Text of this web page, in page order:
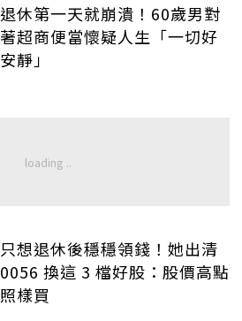
退休第一天就崩潰！60歲男對
著超商便當懷疑人生「一切好
安靜」
只想退休後穩穩領錢！她出清
0056 換這 3 檔好股：股價高點
照樣買